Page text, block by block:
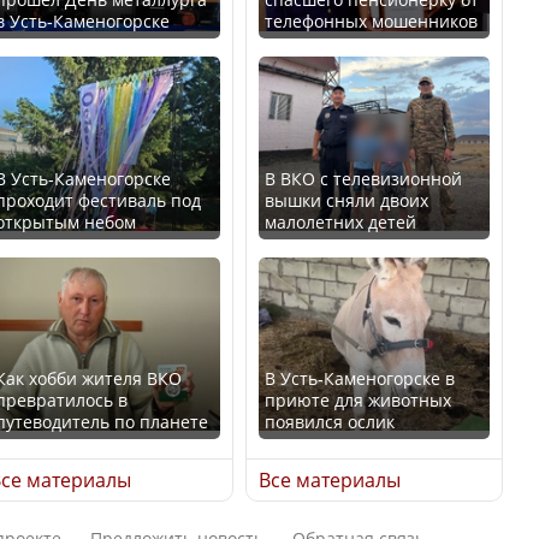
интеллект
включили в
программу
Казахстане стало
получить
на
Орталық Азия
арасында әл-ауқат
көш бастады
В России введены
дополнительные
ограничения для
казахстанских прав
Трамп официально
вступил в должность
президента США
Луну признали объектом
культурного наследия,
находящегося под
угрозой исчезновения
Усть-Каменогорске
Усть-Каменогорске
фестиваль под
небом
хобби жителя ВКО
в
по планете
материалы
телефонных мошенников
В ВКО с телевизионной
вышки сняли двоих
малолетних детей
В Усть-Каменогорске в
приюте для животных
появился ослик
Все материалы